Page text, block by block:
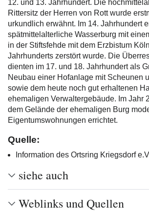
12. und 13. Jahrhundert. Die
Rittersitz der Herren von Rott wurde
urkundlich erwähnt. Im 14. Jahrhundert
spätmittelalterliche Wasserburg mit
in der Stiftsfehde mit dem Erzbistum
Jahrhunderts zerstört wurde. Die
dienten im 17. und 18. Jahrhundert als
Neubau einer Hofanlage mit Scheunen
sowie dem heute noch gut erhaltenen
ehemaligen Verwaltergebäude. Im Jahr
dem Gelände der ehemaligen Burg
Eigentumswohnungen errichtet.
Quelle:
Information des Ortsring Kriegsdorf
siehe auch
Weblinks und Quellen